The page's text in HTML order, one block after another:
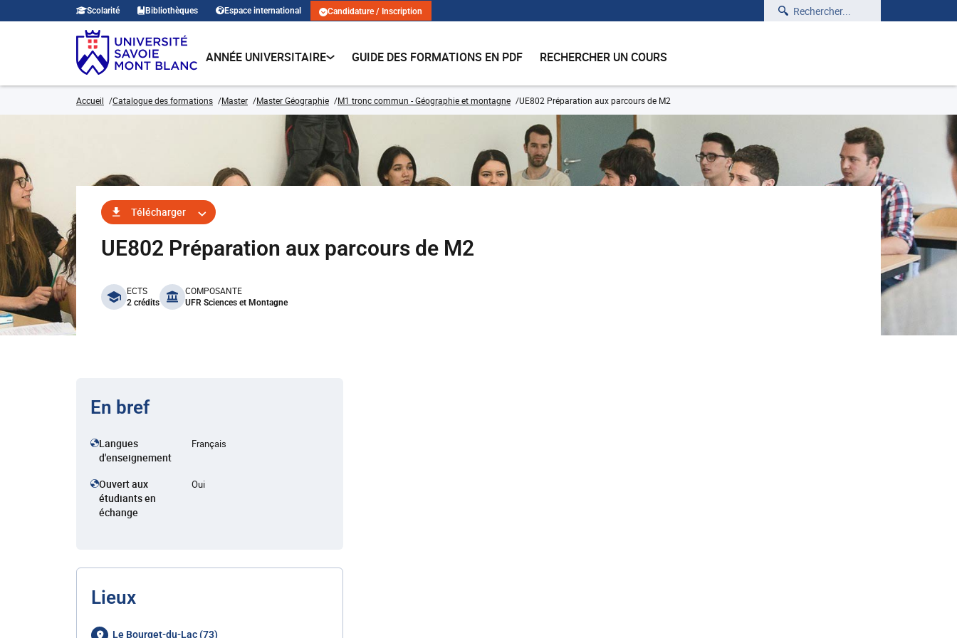
Scolarité Bibliothèques Espace international Candidature / Inscription Rechercher
ANNÉE UNIVERSITAIRE GUIDE DES FORMATIONS EN PDF RECHERCHER UN COURS
Accueil Catalogue des formations Master Master Géographie M1 tronc commun - Géographie et montagne UE802 Préparation aux parcours de M2
Télécharger
UE802 Préparation aux parcours de M2
benefits
ECTS
2 crédits
COMPOSANTE
UFR Sciences et Montagne
En bref
Langues
d'enseignement
Français
Ouvert aux
étudiants en
échange
Oui
Lieux
Le Bourget-du-Lac (73)